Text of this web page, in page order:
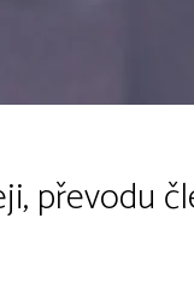
převodu